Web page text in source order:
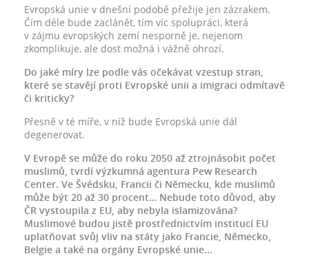
Evropská unie v dnešní podobě přežije jen zázrakem.
Čím déle bude zaclánět, tím víc spolupráci, která
v zájmu evropských zemí nesporně je, nejenom
zkomplikuje, ale dost možná i vážně ohrozí.
Do jaké míry lze podle vás očekávat vzestup stran,
které se stavějí proti Evropské unii a imigraci odmítavě
či kriticky?
Přesně v té míře, v níž bude Evropská unie dál
degenerovat.
V Evropě se může do roku 2050 až ztrojnásobit počet
muslimů, tvrdí výzkumná agentura Pew Research
Center. Ve Švédsku, Francii či Německu, kde muslimů
může být 20 až 30 procent… Nebude toto důvod, aby
ČR vystoupila z EU, aby nebyla islamizována?
Muslimové budou jistě prostřednictvím institucí EU
uplatňovat svůj vliv na státy jako Francie, Německo,
Belgie a také na orgány Evropské unie...